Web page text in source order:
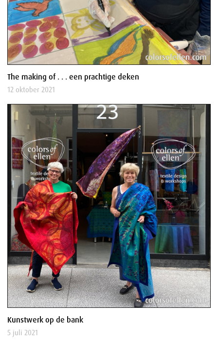
The making of . . . een prachtige deken
12 oktober 2021
Kunstwerk op de bank
5 juli 2021